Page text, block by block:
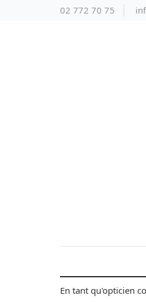
02 772 70 75
En tant qu'opticien